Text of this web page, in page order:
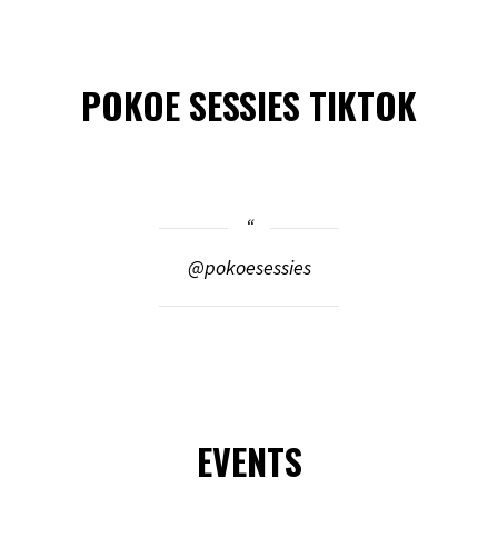
POKOE SESSIES TIKTOK
@pokoesessies
EVENTS